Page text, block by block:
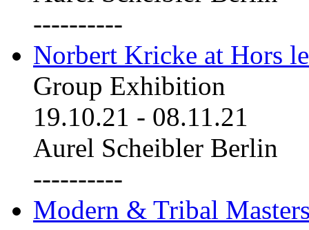
----------
Norbert Kricke at Hors
Group Exhibition
19.10.21 - 08.11.21
Aurel Scheibler Berlin
----------
Modern & Tribal